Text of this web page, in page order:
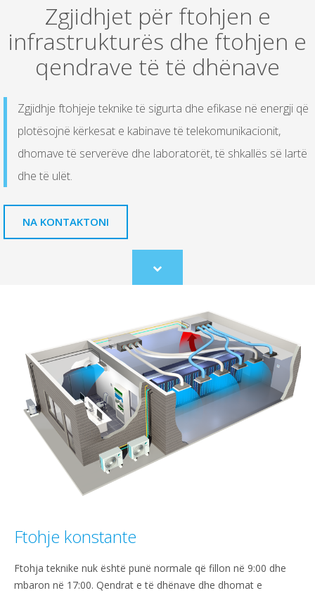
Zgjidhjet për ftohjen e
infrastrukturës dhe ftohjen e
qendrave të të dhënave
Zgjidhje ftohjeje teknike të sigurta dhe efikase në energji që
plotësojnë kërkesat e kabinave të telekomunikacionit,
dhomave të serverëve dhe laboratorët, të shkallës së lartë
dhe të ulët.
NA KONTAKTONI
Scroll
to
Ftohje konstante
Ftohja teknike nuk është punë normale që fillon në 9:00 dhe
mbaron në 17:00. Qendrat e të dhënave dhe dhomat e